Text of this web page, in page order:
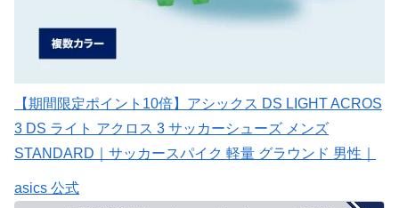
【期間限定ポイント10倍】アシックス DS LIGHT ACROS
3 DS ライト アクロス 3 サッカーシューズ メンズ
STANDARD｜サッカースパイク 軽量 グラウンド 男性｜
asics 公式